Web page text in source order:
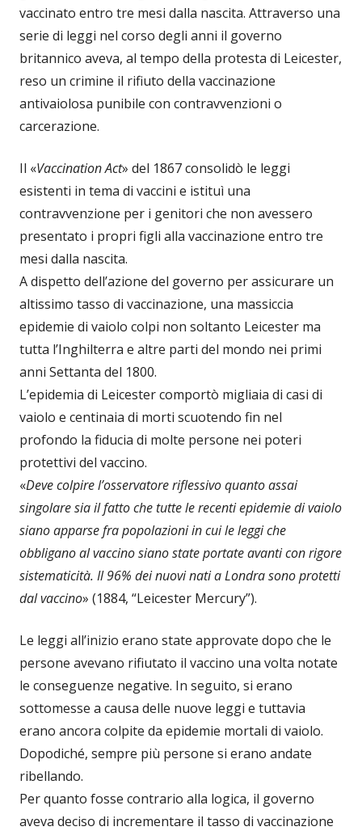
vaccinato entro tre mesi dalla nascita. Attraverso una
serie di leggi nel corso degli anni il governo
britannico aveva, al tempo della protesta di Leicester,
reso un crimine il rifiuto della vaccinazione
antivaiolosa punibile con contravvenzioni o
carcerazione.
Il «Vaccination Act» del 1867 consolidò le leggi
esistenti in tema di vaccini e istituì una
contravvenzione per i genitori che non avessero
presentato i propri figli alla vaccinazione entro tre
mesi dalla nascita.
A dispetto dell’azione del governo per assicurare un
altissimo tasso di vaccinazione, una massiccia
epidemie di vaiolo colpi non soltanto Leicester ma
tutta l’Inghilterra e altre parti del mondo nei primi
anni Settanta del 1800.
L’epidemia di Leicester comportò migliaia di casi di
vaiolo e centinaia di morti scuotendo fin nel
profondo la fiducia di molte persone nei poteri
protettivi del vaccino.
«Deve colpire l’osservatore riflessivo quanto assai
singolare sia il fatto che tutte le recenti epidemie di vaiolo
siano apparse fra popolazioni in cui le leggi che
obbligano al vaccino siano state portate avanti con rigore
sistematicità. Il 96% dei nuovi nati a Londra sono protetti
dal vaccino» (1884, “Leicester Mercury”).
Le leggi all’inizio erano state approvate dopo che le
persone avevano rifiutato il vaccino una volta notate
le conseguenze negative. In seguito, si erano
sottomesse a causa delle nuove leggi e tuttavia
erano ancora colpite da epidemie mortali di vaiolo.
Dopodiché, sempre più persone si erano andate
ribellando.
Per quanto fosse contrario alla logica, il governo
aveva deciso di incrementare il tasso di vaccinazione